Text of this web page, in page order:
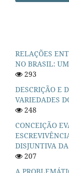
RELAÇÕES
NO BRASIL:
293
DESCRIÇÃO E
VARIEDADES
248
CONCEIÇÃO
DISJUNTIVA
207